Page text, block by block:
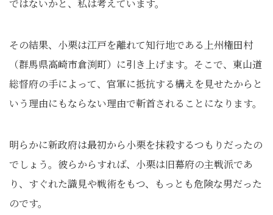
ではないかと、私は考えています。
その結果、小栗は江戸を離れて知行地である上州権田村
（群馬県高崎市倉渕町）に引き上げます。そこで、東山道
総督府の手によって、官軍に抵抗する構えを見せたからと
いう理由にもならない理由で斬首されることになります。
明らかに新政府は最初から小栗を抹殺するつもりだったの
でしょう。彼らからすれば、小栗は旧幕府の主戦派であ
り、すぐれた識見や戦術をもつ、もっとも危険な男だった
のです。